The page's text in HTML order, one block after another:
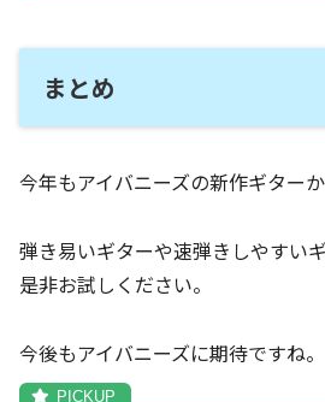
まとめ
今年もアイバニーズの新作ギター
弾き易いギターや速弾きしやすい
是非お試しください。
今後もアイバニーズに期待ですね。